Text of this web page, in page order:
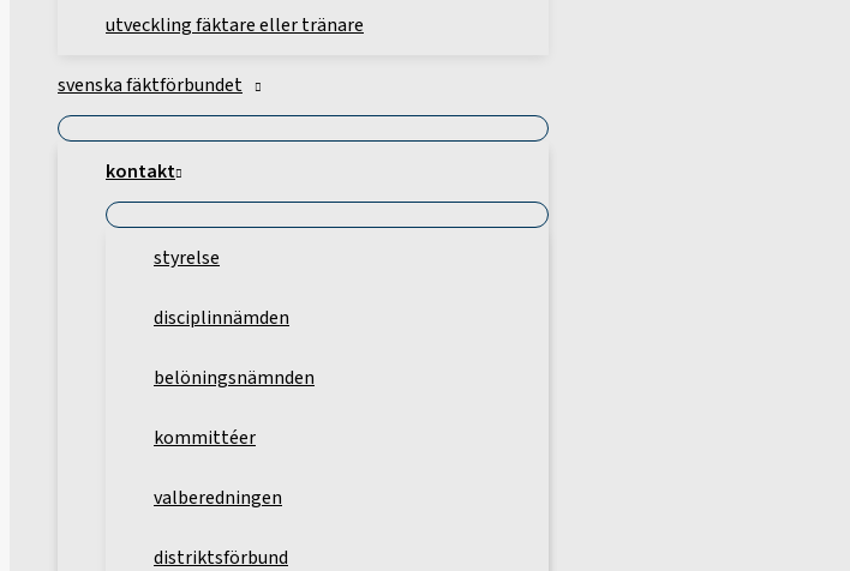
utveckling fäktare eller tränare
svenska fäktförbundet
kontakt
styrelse
disciplinnämden
belöningsnämnden
kommittéer
valberedningen
distriktsförbund